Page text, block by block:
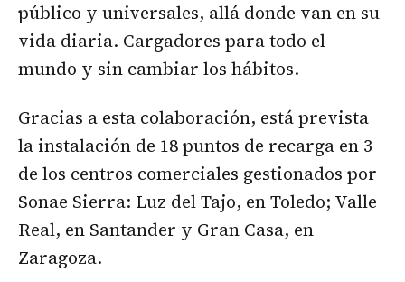
público y universales, allá donde van en su
vida diaria. Cargadores para todo el
mundo y sin cambiar los hábitos.
Gracias a esta colaboración, está prevista
la instalación de 18 puntos de recarga en 3
de los centros comerciales gestionados por
Sonae Sierra: Luz del Tajo, en Toledo; Valle
Real, en Santander y Gran Casa, en
Zaragoza.